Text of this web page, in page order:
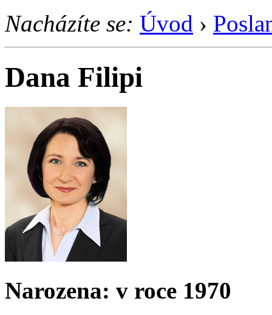
Nacházíte se: Úvod ›
Dana Filipi
Narozena: v roce 1970